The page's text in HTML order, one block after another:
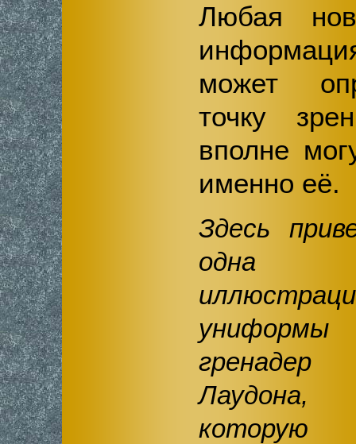
Любая
может
точку
вполне
именно её.
Здесь
одна
униформы
гренадер
Лаудона,
которую